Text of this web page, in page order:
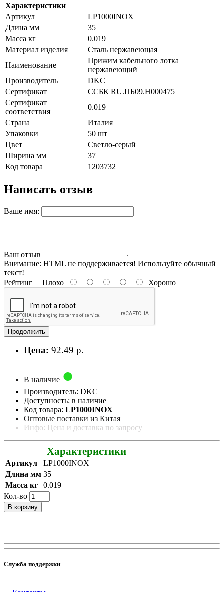
Характеристики
Артикул
LP1000INOX
Длина мм
35
Масса кг
0.019
Материал изделия
Сталь нержавеющая
Наименование
Прижим кабельного лотка
нержавеющий
Производитель
DKC
Сертификат
ССБК RU.ПБ09.H000475
Сертификат
соответствия
0.019
Страна
Италия
Упаковки
50 шт
Цвет
Светло-серый
Ширина мм
37
Код товара
1203732
Написать отзыв
Ваше имя:
Ваш отзыв
Внимание: HTML не поддерживается! Используйте обычный
текст!
Рейтинг Плохо Хорошо
Продолжить
Цена: 92.49 р.
В наличие
Производитель: DKC
Доступность: в наличие
Код товара: LP1000INOX
Оптовые поставки из Китая
Инфо: Цена и доставка по запросу
Характеристики
Артикул
LP1000INOX
Длина мм 35
Масса кг
0.019
Кол-во
В корзину
Служба поддержки